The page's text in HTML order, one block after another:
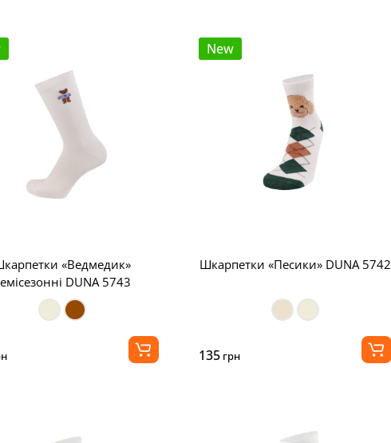
«Ведмедик»
DUNA 5743
New
Шкарпетки «Песики» DUNA 5742
135грн